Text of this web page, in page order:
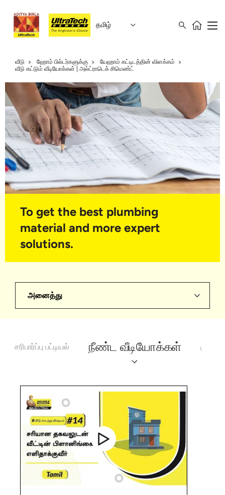
தமிழ்
வீடு ஹோம் பில்டர்களுக்கு
யேஹாம் கட்டிடத்தின் விளக்கம்
வீடு கட்டும் வீடியோக்கள் | அல்ட்ராடெக் சிமெண்ட்
To get the best plumbing
material and more expert
solutions.
அனைத்து
சரிபார்ப்பு பட்டியல் நீண்ட வீடியோக்கள்